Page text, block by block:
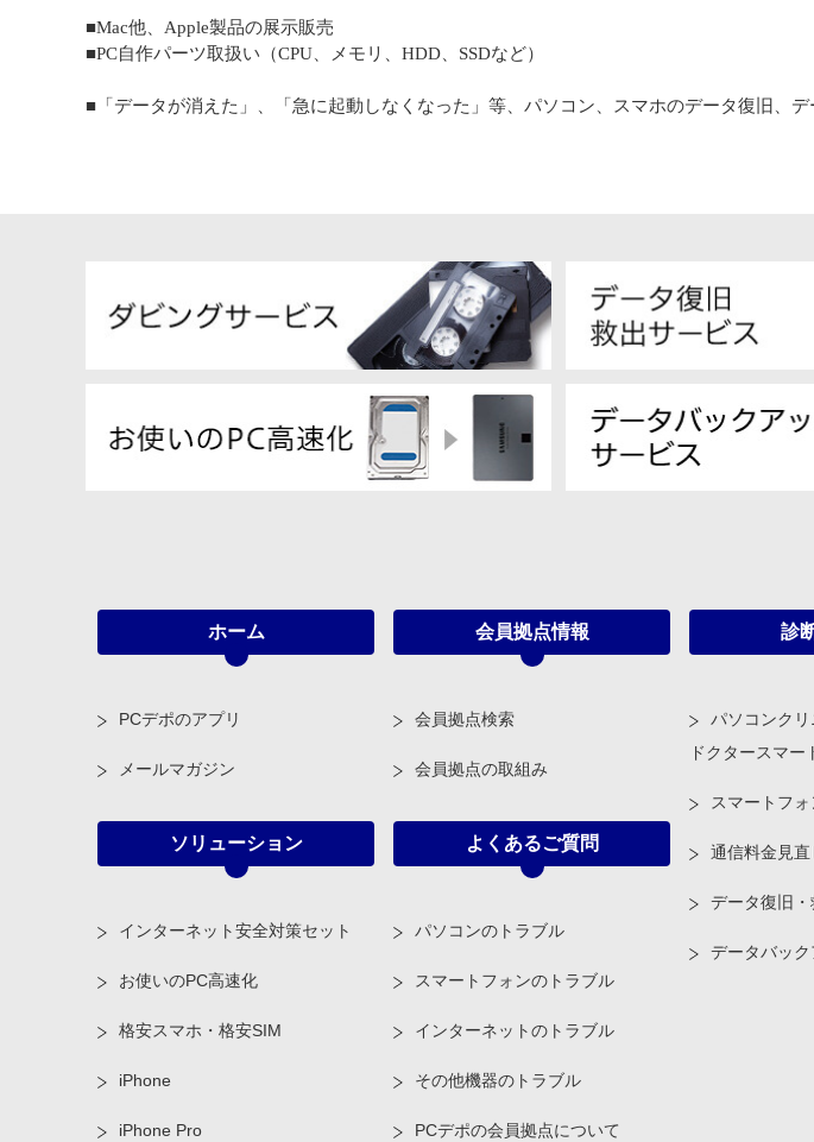
■Mac他、Apple製品の展示販売
■PC自作パーツ取扱い（CPU、メモリ、HDD、SSDなど）
■「データが消えた」、「急に起動しなくなった」等、パソコン、スマホのデータ復旧、
ホーム
PCデポのアプリ
メールマガジン
会員拠点情報
会員拠点検索
会員拠点の取組み
診
パソコンク
ドクタースマー
スマートフ
通信料金見
データ復旧
データバッ
ソリューション
インターネット安全対策セット
お使いのPC高速化
格安スマホ・格安SIM
iPhone
iPhone Pro
よくあるご質問
パソコンのトラブル
スマートフォンのトラブル
インターネットのトラブル
その他機器のトラブル
PCデポの会員拠点について